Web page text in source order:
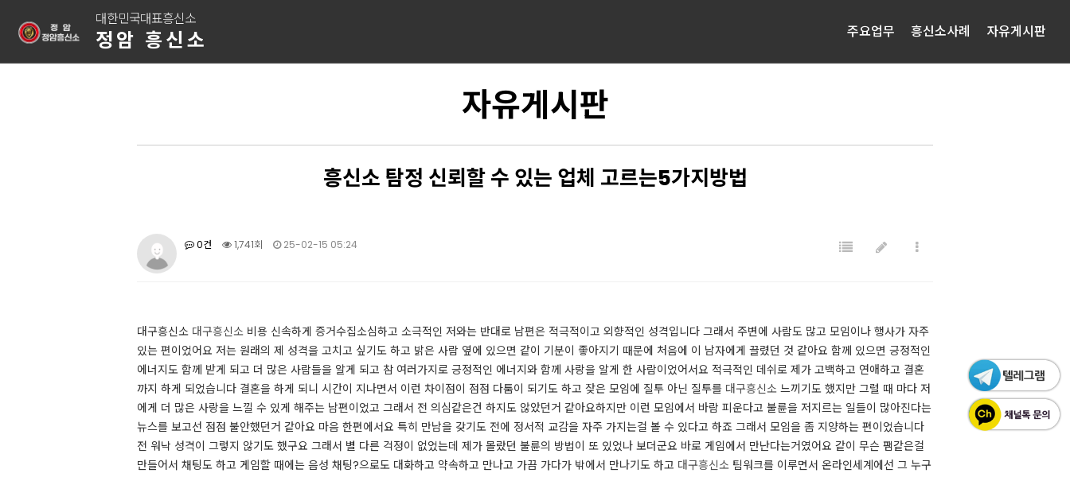
대한민국대표흥신소
정암 흥신소 주요업무 흥신소사례 자유게시판
자유게시판
흥신소 탐정 신뢰할 수 있는 업체 고르는5가지방법
0건 1,741회 25-02-15 05:24
대구흥신소 대구흥신소 비용 신속하게 증거수집 ​​ 소심하고 소극적인 저와는 반대로 남편은 적극적이고 외향적인 성격입니다 그래서 주변에 사람도 많고 모임이나 행사가 자주
있는 편이었어요 저는 원래의 제 성격을 고치고 싶기도 하고 밝은 사람 옆에 있으면 같이 기분이 좋아지기 때문에 처음에 이 남자에게 끌렸던 것 같아요 함께 있으면 긍정적인
에너지도 함께 받게 되고 더 많은 사람들을 알게 되고 참 여러가지로 긍정적인 에너지와 함께 사랑을 알게 한 사람이었어서요 적극적인 데쉬로 제가 고백하고 연애하고 결혼
까지 하게 되었습니다 결혼을 하게 되니 시간이 지나면서 이런 차이점이 점점 다툼이 되기도 하고 잦은 모임에 질투 아닌 질투를 대구흥신소 느끼기도 했지만 그럴 때 마다 저
에게 더 많은 사랑을 느낄 수 있게 해주는 남편이었고 그래서 전 의심같은건 하지도 않았던거 같아요 ​ 하지만 이런 모임에서 바람 피운다고 불륜을 저지르는 일들이 많아진다는
뉴스를 보고선 점점 불안했던거 같아요 마음 한편에서요 특히 만남을 갖기도 전에 정서적 교감을 자주 가지는걸 볼 수 있다고 하죠 그래서 모임을 좀 지양하는 편이었습니다
전 워낙 성격이 그렇지 않기도 했구요 그래서 별 다른 걱정이 없었는데 제가 몰랐던 불륜의 방법이 또 있었나 보더군요 바로 게임에서 만난다는거였어요 같이 무슨 팸같은걸
만들어서 채팅도 하고 게임할 때에는 음성 채팅?으로도 대화하고 약속하고 만나고 가끔 가다가 밖에서 만나기도 하고 대구흥신소 팀워크를 이루면서 온라인세계에선 그 누구